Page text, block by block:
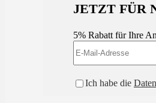
JETZT FÜR
5% Rabatt für Ihre
Ich habe die